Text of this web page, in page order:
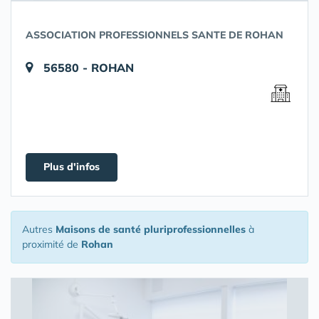
ASSOCIATION PROFESSIONNELS SANTE DE ROHAN
56580 - ROHAN
Plus d'infos
Autres Maisons de santé pluriprofessionnelles à
proximité de Rohan